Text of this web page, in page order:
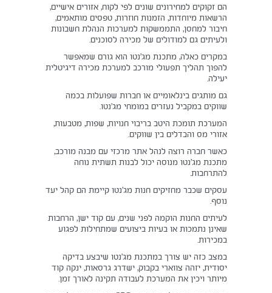
הם זקוקים למחירונים שונים לפי לקוח, אזורים אישיים,
הרשאות מיוחדות, הזמנות חוזרות, טפסים מותאמים,
חיבור למחסן, התממשקות למערכות הנהלת חשבונות
ולעיתים גם למודולים של מכירה לסוכנים.
במקרים כאלה, מתכנת מג’נטו הוא גורם שמאפשר
להפוך תהליך תפעולי מורכב למערכת מכירה דיגיטלית
יעילה.
גם מותגים בינלאומיים או חברות שפועלות בכמה
שווקים במקביל נעזרים במומחי מג’נטו.
המערכת תומכת היטב בריבוי חנויות, שפות, מטבעות,
אזורי מס והבדלים בין שווקים.
כאשר חברה רוצה לנהל אתר מרכזי עם מבנה מורכב,
מתכנת מג’נטו מנוסה יכול לבנות תשתית נוחה
להתרחבות.
עסקים שכבר מחזיקים חנות מג’נטו קיימת הם קהל יעד
נוסף.
לעיתים החנות הוקמה לפני שנים, עם קוד ישן, הרחבות
שאינן נתמכות או בעיות ביצועים שמתחילות לפגוע
במכירות.
במצב כזה יש צורך במתכנת מג’נטו שיבצע בדיקה
יסודית, יזהה צווארי בקבוק, ישדרג גרסאות, ינקה קוד
מיותר ויכין את המערכת לעבודה תקינה לאורך זמן.